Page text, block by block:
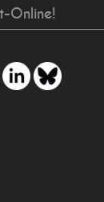
Online!